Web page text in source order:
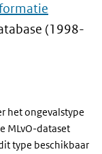
(1998-
het ongevalstype
MLvO-dataset
type beschikbaar